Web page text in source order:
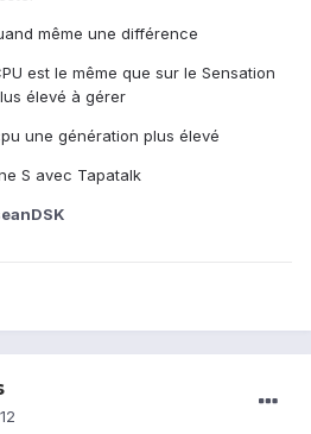
même une différence
est le même que sur le Sensation
élevé à gérer
une génération plus élevé
S avec Tapatalk